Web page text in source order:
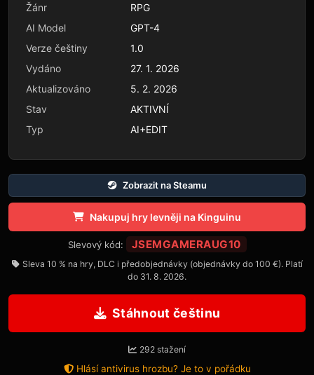
Žánr
RPG
AI Model
GPT-4
Verze češtiny
1.0
Vydáno
27. 1. 2026
Aktualizováno
5. 2. 2026
Stav
AKTIVNÍ
Typ
AI+EDIT
Zobrazit na Steamu
Nakupuj hry levněji na Kinguinu
Slevový kód: JSEMGAMERAUG10
Sleva 10 % na hry, DLC i předobjednávky (objednávky do 100 €). Platí
do 31. 8. 2026.
Stáhnout češtinu
292 stažení
Hlásí antivirus hrozbu? Je to v pořádku